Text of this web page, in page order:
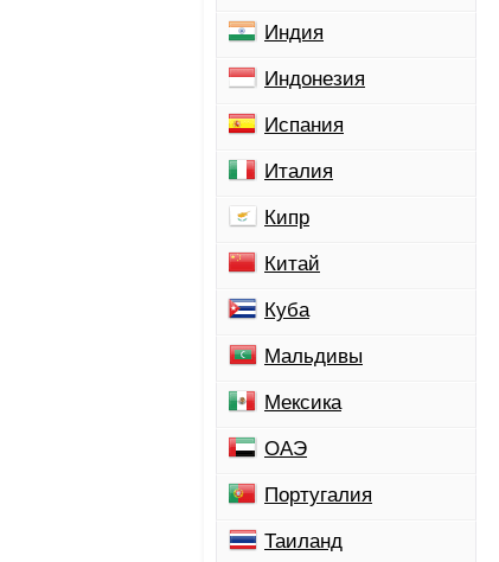
Индия
Индонезия
Испания
Италия
Кипр
Китай
Куба
Мальдивы
Мексика
ОАЭ
Португалия
Таиланд